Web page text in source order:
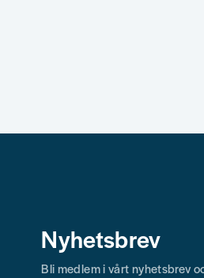
Nyhetsbrev
Bli medlem i vårt nyhetsbrev